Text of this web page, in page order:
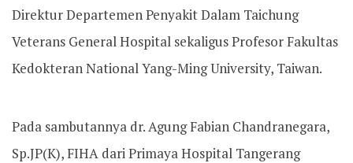
Direktur Departemen Penyakit Dalam Taichung
Veterans General Hospital sekaligus Profesor Fakultas
Kedokteran National Yang-Ming University, Taiwan.
Pada sambutannya dr. Agung Fabian Chandranegara,
Sp.JP(K), FIHA dari Primaya Hospital Tangerang